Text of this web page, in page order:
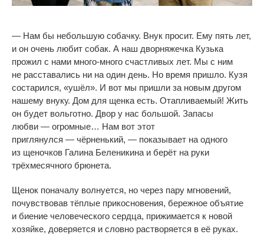
— Нам бы небольшую собачку. Внук просит. Ему пять лет,
и он очень любит собак. А наш дворняжечка Кузька
прожил с нами много-много счастливых лет. Мы с ним
не расставались ни на один день. Но время пришло. Кузя
состарился, «ушёл». И вот мы пришли за новым другом
нашему внуку. Дом для щенка есть. Отапливаемый! Жить
он будет вольготно. Двор у нас большой. Запасы
любви — огромные… Нам вот этот
приглянулся — чёрненький, — показывает на одного
из щеночков Галина Беленикина и берёт на руки
трёхмесячного брюнета.
Щенок поначалу волнуется, но через пару мгновений,
почувствовав тёплые прикосновения, бережное объятие
и биение человеческого сердца, прижимается к новой
хозяйке, доверяется и словно растворяется в её руках.